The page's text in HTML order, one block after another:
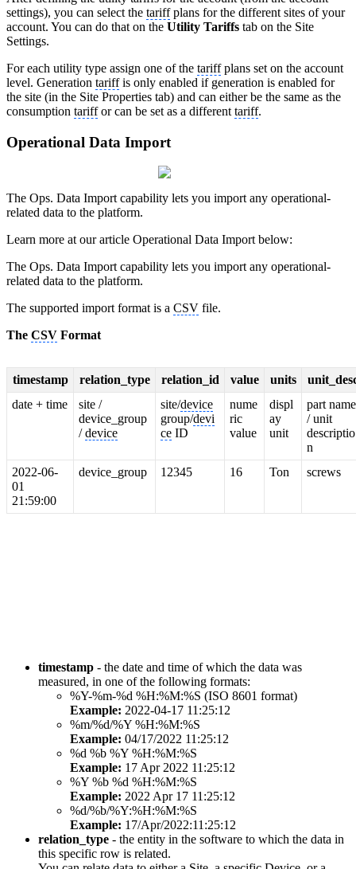
settings), you can select the tariffplans for the different sites of your
account. You can do that on the Utility Tariffs tab on the Site
Settings.
For each utility type assign one of the tariffplans set on the account
level. Generation tariffis only enabled if generation is enabled for
the site (in the Site Properties tab) and can either be the same as the
consumption tariffor can be set as a different tariff.
Operational Data Import
The Ops. Data Import capability lets you import any operational-
related data to the platform.
Learn more at our article Operational Data Import below:
The Ops. Data Import capability lets you import any operational-
related data to the platform.
The supported import format is a CSV file.
The CSV Format
timestamp relation_type relation_id value units
date + time
site /
device_group
/device
site/device
group/devi
ce ID
nume
ric
value
displ
ay
unit
part name
/ unit
descriptio
n
2022-06-
01
21:59:00
device_group 12345 16 Ton screws
timestamp - the date and time of which the data was
measured, in one of the following formats:
%Y-%m-%d %H:%M:%S (ISO 8601 format)
Example: 2022-04-17 11:25:12
%m/%d/%Y %H:%M:%S
Example: 04/17/2022 11:25:12
%d %b %Y %H:%M:%S
Example: 17 Apr 2022 11:25:12
%Y %b %d %H:%M:%S
Example: 2022 Apr 17 11:25:12
%d/%b/%Y:%H:%M:%S
Example: 17/Apr/2022:11:25:12
relation_type - the entity in the software to which the data in
this specific row is related.